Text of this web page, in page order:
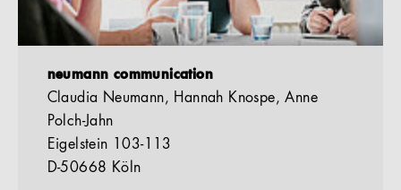
neumann communication
Claudia Neumann, Hannah Knospe, Anne
Polch-Jahn
Eigelstein 103-113
D-50668 Köln